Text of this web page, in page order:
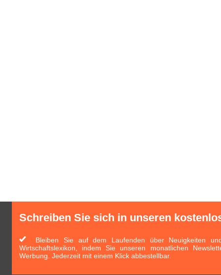
Schreiben Sie sich in unseren
Bleiben Sie auf dem Laufenden über Neuigkeiten
Wirtschaftslexikon, indem Sie unseren monatlichen
Werbung. Jederzeit mit einem Klick abbestellbar.